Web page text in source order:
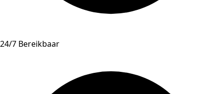
24/7 Bereikbaar